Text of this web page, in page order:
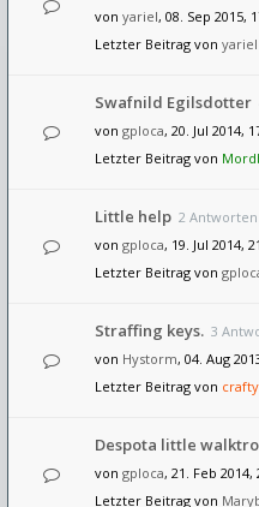
von yariel, 08. Sep 2015,
Letzter Beitrag von yariel
Swafnild Egilsdotter
von gploca, 20. Jul 2014,
Letzter Beitrag von
Little help 2 Antworten
von gploca, 19. Jul 2014,
Letzter Beitrag von
Straffing keys. 3
von Hystorm, 04. Aug
Letzter Beitrag von
Despota little
von gploca, 21. Feb 2014,
Letzter Beitrag von